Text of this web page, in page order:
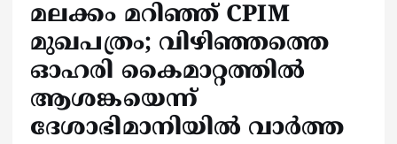
മലക്കം മറിഞ്ഞ് CPIM
മുഖപത്രം; വിഴിഞ്ഞത്തെ
ഓഹരി കൈമാറ്റത്തിൽ
ആശങ്കയെന്ന്
ദേശാഭിമാനിയിൽ വാർത്ത